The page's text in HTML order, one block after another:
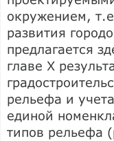
окружением,
развития
предлагается
главе X
рельефа и
единой
типов рельефа